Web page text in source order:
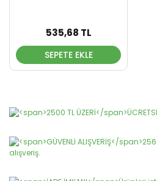
535,68 TL
SEPETE EKLE